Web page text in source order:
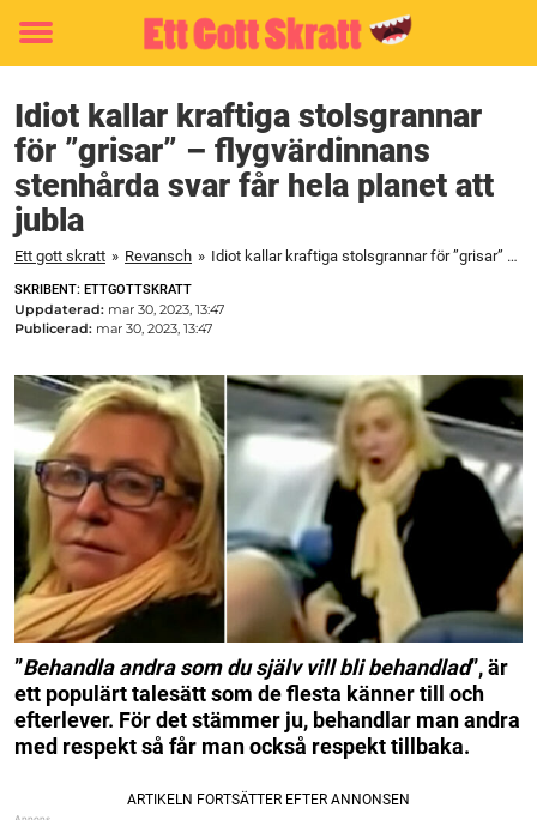
Toggle
Idiot kallar kraftiga stolsgrannar
för ”grisar” – flygvärdinnans
stenhårda svar får hela planet att
jubla
Ett gott skratt » Revansch » Idiot kallar kraftiga stolsgrannar för ”grisar” – flygvärdinnans stenhårda svar får hela planet att jubla
SKRIBENT: ETTGOTTSKRATT
Uppdaterad: mar 30, 2023, 13:47
Publicerad: mar 30, 2023, 13:47
”Behandla andra som du själv vill bli behandlad”, är
ett populärt talesätt som de flesta känner till och
efterlever. För det stämmer ju, behandlar man andra
med respekt så får man också respekt tillbaka.